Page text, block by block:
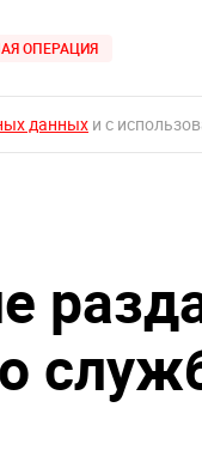
ОПЕРАЦИЯ
данных и с